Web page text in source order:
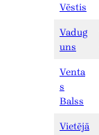
Vēstis
Vadug
uns
Venta
s
Balss
Vietējā